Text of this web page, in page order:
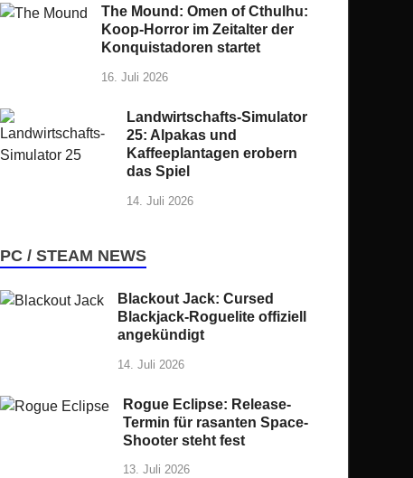
The Mound: Omen of Cthulhu:
Koop-Horror im Zeitalter der
Konquistadoren startet
16. Juli 2026
Landwirtschafts-Simulator
25: Alpakas und
Kaffeeplantagen erobern
das Spiel
14. Juli 2026
PC / STEAM NEWS
Blackout Jack: Cursed
Blackjack-Roguelite offiziell
angekündigt
14. Juli 2026
Rogue Eclipse: Release-
Termin für rasanten Space-
Shooter steht fest
13. Juli 2026